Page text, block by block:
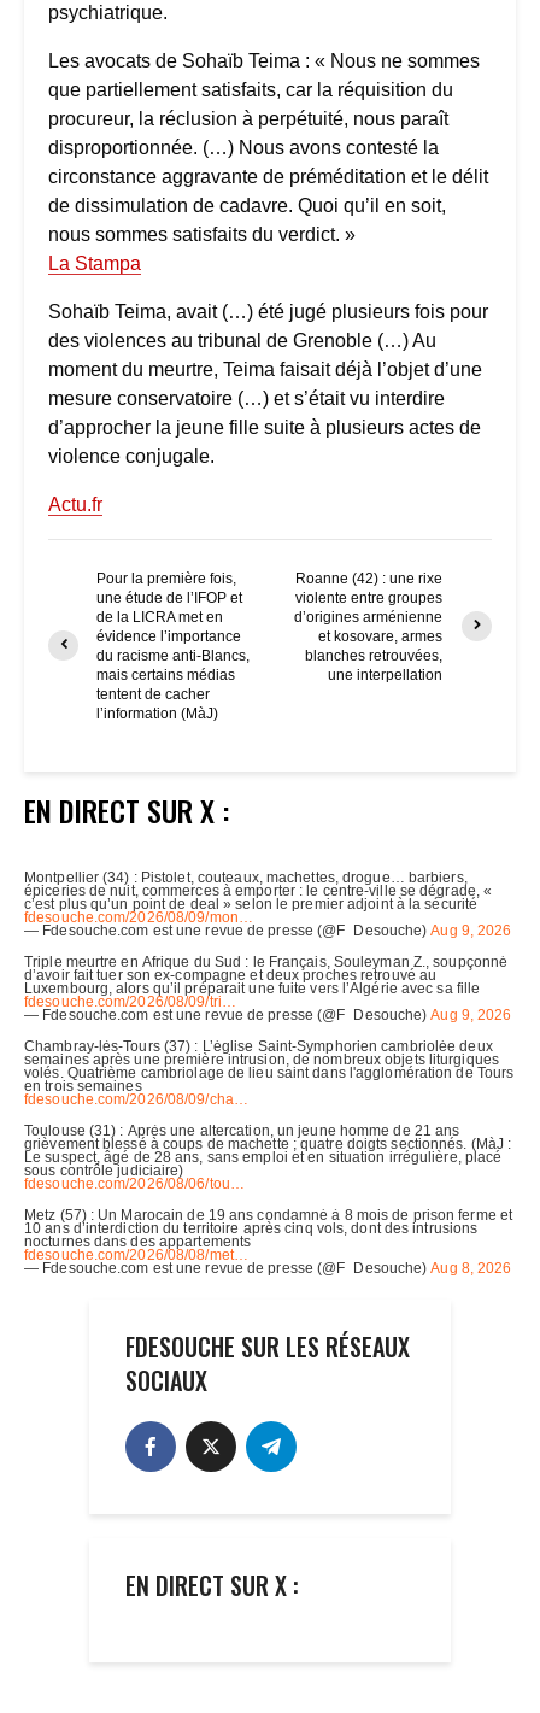
psychiatrique.
Les avocats de Sohaïb Teima : « Nous ne sommes
que partiellement satisfaits, car la réquisition du
procureur, la réclusion à perpétuité, nous paraît
disproportionnée. (…) Nous avons contesté la
circonstance aggravante de préméditation et le délit
de dissimulation de cadavre. Quoi qu’il en soit,
nous sommes satisfaits du verdict. »
La Stampa
Sohaïb Teima, avait (…) été jugé plusieurs fois pour
des violences au tribunal de Grenoble (…) Au
moment du meurtre, Teima faisait déjà l’objet d’une
mesure conservatoire (…) et s’était vu interdire
d’approcher la jeune fille suite à plusieurs actes de
violence conjugale.
Actu.fr
Pour la première fois,
une étude de l’IFOP et
de la LICRA met en
évidence l’importance
du racisme anti-Blancs,
mais certains médias
tentent de cacher
l’information (MàJ)
Roanne (42) : une rixe
violente entre groupes
d’origines arménienne
et kosovare, armes
blanches retrouvées,
une interpellation
EN DIRECT SUR X :
FDESOUCHE SUR LES RÉSEAUX
SOCIAUX
EN DIRECT SUR X :